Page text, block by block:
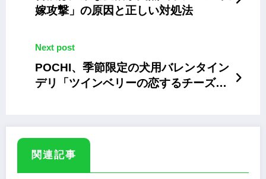
嫁攻撃」の原因と正しい対処法
Next post
POCHI、季節限定の犬用バレンタイン
デリ「ツインベリーの恋するチーズタ
関連記事